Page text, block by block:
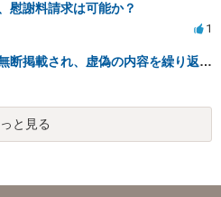
慰謝料請求は可能か？
1
SNSで実名・顔写真を無断掲載され、虚偽の内容を繰り返し投稿されています。法的対応は可能でしょうか？
と見る